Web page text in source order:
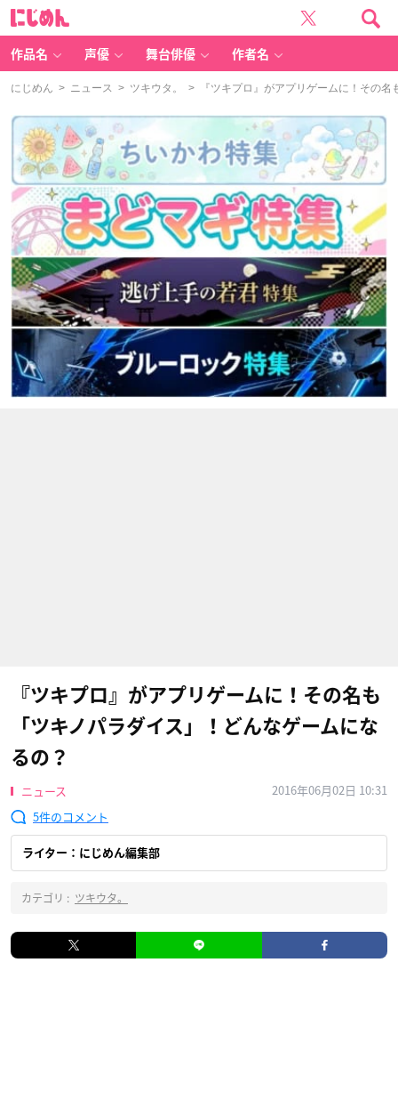
作品名 声優 舞台俳優 作者名
にじめん > ニュース > ツキウタ。 > 『ツキプロ』がアプリゲームに！その名
『ツキプロ』がアプリゲームに！その名も
「ツキノパラダイス」！どんなゲームにな
るの？
ニュース
2016年06月02日 10:31
5
ライター：にじめん編集部
カテゴリ : ツキウタ。